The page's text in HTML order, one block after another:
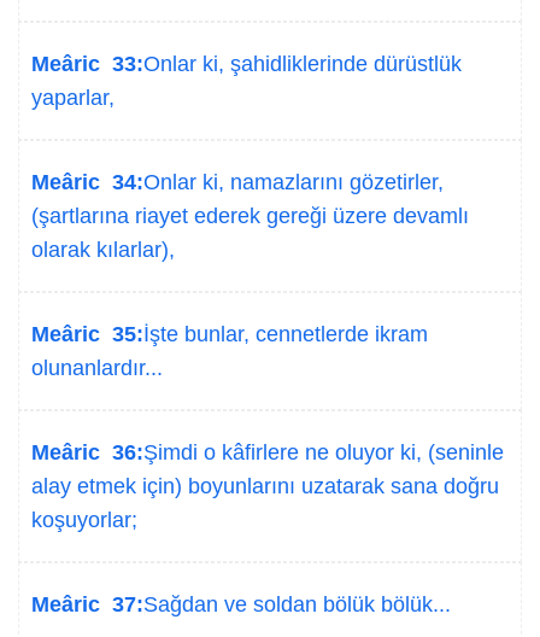
Meâric 33:Onlar ki, şahidliklerinde dürüstlük
yaparlar,
Meâric 34:Onlar ki, namazlarını gözetirler,
(şartlarına riayet ederek gereği üzere devamlı
olarak kılarlar),
Meâric 35:İşte bunlar, cennetlerde ikram
olunanlardır...
Meâric 36:Şimdi o kâfirlere ne oluyor ki, (seninle
alay etmek için) boyunlarını uzatarak sana doğru
koşuyorlar;
Meâric 37:Sağdan ve soldan bölük bölük...